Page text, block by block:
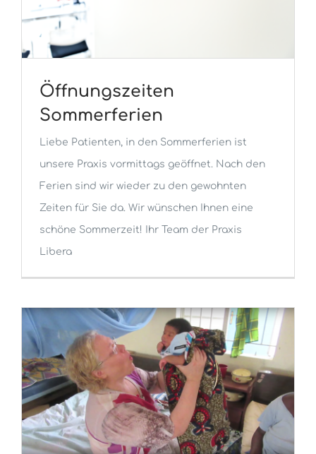
Öffnungszeiten
Sommerferien
Liebe Patienten, in den Sommerferien ist
unsere Praxis vormittags geöffnet. Nach den
Ferien sind wir wieder zu den gewohnten
Zeiten für Sie da. Wir wünschen Ihnen eine
schöne Sommerzeit! Ihr Team der Praxis
Libera